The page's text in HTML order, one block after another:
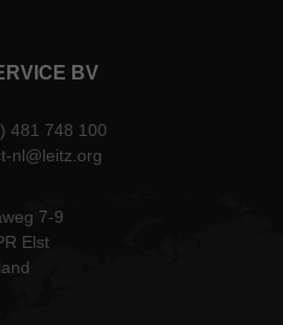
BV
481 748 100
nl@leitz.org
7-9
Elst